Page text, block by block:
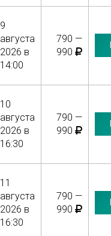
9
августа
2026 в
14:00
790 —
990
10
августа
2026 в
16:30
790 —
990
11
августа
2026 в
16:30
790 —
990